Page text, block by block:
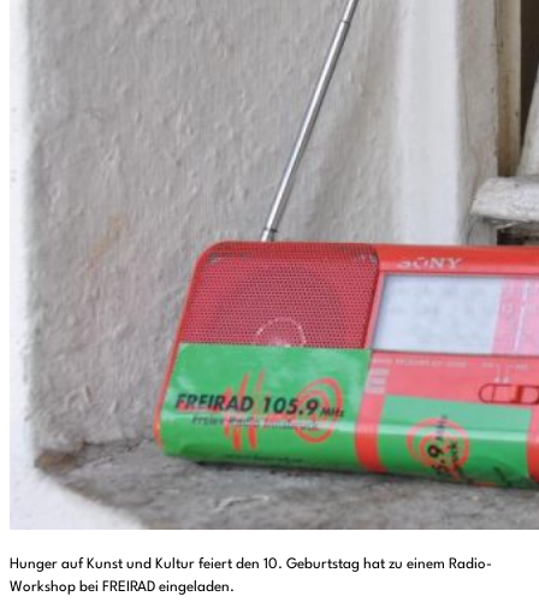
Hunger auf Kunst und Kultur feiert den 10. Geburtstag hat zu einem Radio-
Workshop bei FREIRAD eingeladen.